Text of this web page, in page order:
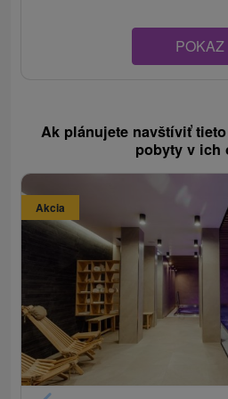
POKAZ
Ak plánujete navštíviť
pobyty v ich
Akcia